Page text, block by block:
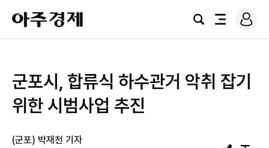
아
주
경
검
전
로
그
군포시, 합류식 하수관거 악취 잡기
위한 시범사업 추진
(군포) 박재천 기자